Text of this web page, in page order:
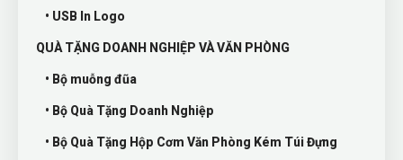
• USB In Logo
QUÀ TẶNG DOANH NGHIỆP VÀ VĂN PHÒNG
• Bộ muỗng đũa
• Bộ Quà Tặng Doanh Nghiệp
• Bộ Quà Tặng Hộp Cơm Văn Phòng Kém Túi Đựng